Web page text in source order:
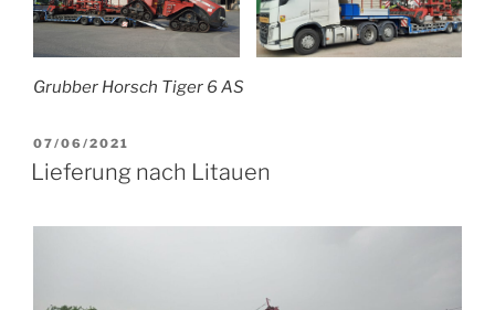
Grubber Horsch Tiger 6 AS
VERÖFFENTLICHT
AM
07/06/2021
Lieferung nach Litauen